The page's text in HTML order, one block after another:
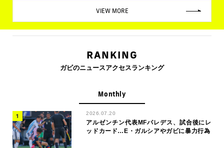
VIEW MORE
RANKING
ガビのニュースアクセスランキング
Monthly
2026.07.20
アルゼンチン代表MFパレデス、試合後にレ
ッドカード…E・ガルシアやガビに暴力行為